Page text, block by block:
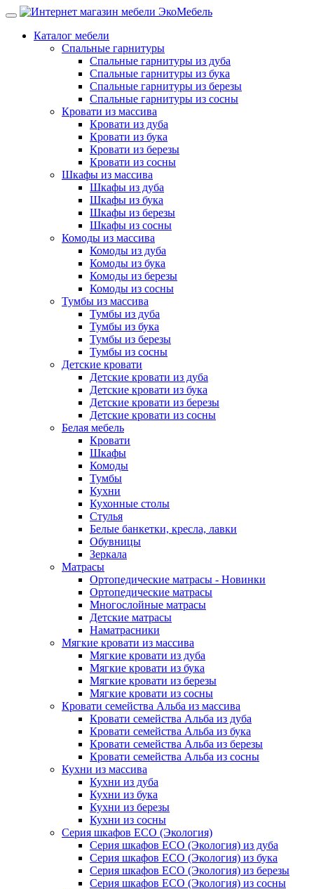
Каталог мебели
Спальные гарнитуры
Спальные гарнитуры из дуба
Спальные гарнитуры из бука
Спальные гарнитуры из березы
Спальные гарнитуры из сосны
Кровати из массива
Кровати из дуба
Кровати из бука
Кровати из березы
Кровати из сосны
Шкафы из массива
Шкафы из дуба
Шкафы из бука
Шкафы из березы
Шкафы из сосны
Комоды из массива
Комоды из дуба
Комоды из бука
Комоды из березы
Комоды из сосны
Тумбы из массива
Тумбы из дуба
Тумбы из бука
Тумбы из березы
Тумбы из сосны
Детские кровати
Детские кровати из дуба
Детские кровати из бука
Детские кровати из березы
Детские кровати из сосны
Белая мебель
Кровати
Шкафы
Комоды
Тумбы
Кухни
Кухонные столы
Стулья
Белые банкетки, кресла, лавки
Обувницы
Зеркала
Матрасы
Ортопедические матрасы - Новинки
Ортопедические матрасы
Многослойные матрасы
Детские матрасы
Наматрасники
Мягкие кровати из массива
Мягкие кровати из дуба
Мягкие кровати из бука
Мягкие кровати из березы
Мягкие кровати из сосны
Кровати семейства Альба из массива
Кровати семейства Альба из дуба
Кровати семейства Альба из бука
Кровати семейства Альба из березы
Кровати семейства Альба из сосны
Кухни из массива
Кухни из дуба
Кухни из бука
Кухни из березы
Кухни из сосны
Серия шкафов ECO (Экология)
Серия шкафов ECO (Экология) из дуба
Серия шкафов ECO (Экология) из бука
Серия шкафов ECO (Экология) из березы
Серия шкафов ECO (Экология) из сосны